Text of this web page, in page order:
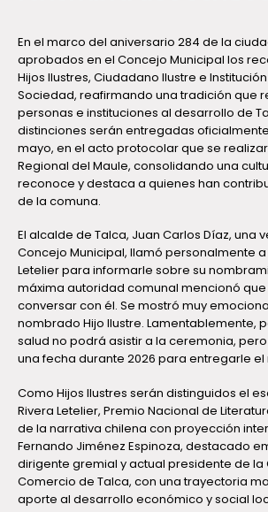
En el marco del aniversario 284 de la
aprobados en el Concejo Municipal los
Hijos Ilustres, Ciudadano Ilustre e
Sociedad, reafirmando una tradición que
personas e instituciones al desarrollo de
distinciones serán entregadas
mayo, en el acto protocolar que se
Regional del Maule, consolidando una
reconoce y destaca a quienes han
de la comuna.
El alcalde de Talca, Juan Carlos Díaz, una
Concejo Municipal, llamó personalmente a
Letelier para informarle sobre su
máxima autoridad comunal mencionó que
conversar con él. Se mostró muy
nombrado Hijo Ilustre. Lamentablemente,
salud no podrá asistir a la ceremonia,
una fecha durante 2026 para entregarle el
Como Hijos Ilustres serán distinguidos el
Rivera Letelier, Premio Nacional de
de la narrativa chilena con proyección
Fernando Jiménez Espinoza, destacado
dirigente gremial y actual presidente de la
Comercio de Talca, con una trayectoria
aporte al desarrollo económico y social